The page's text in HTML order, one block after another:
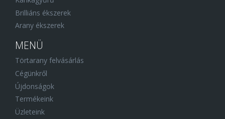
Brilliáns ékszerek
Arany ékszerek
MENÜ
Törtarany felvásárlás
Cégünkről
Újdonságok
Termékeink
Üzleteink